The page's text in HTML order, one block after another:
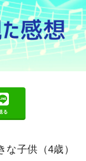
る
子供（4歳）